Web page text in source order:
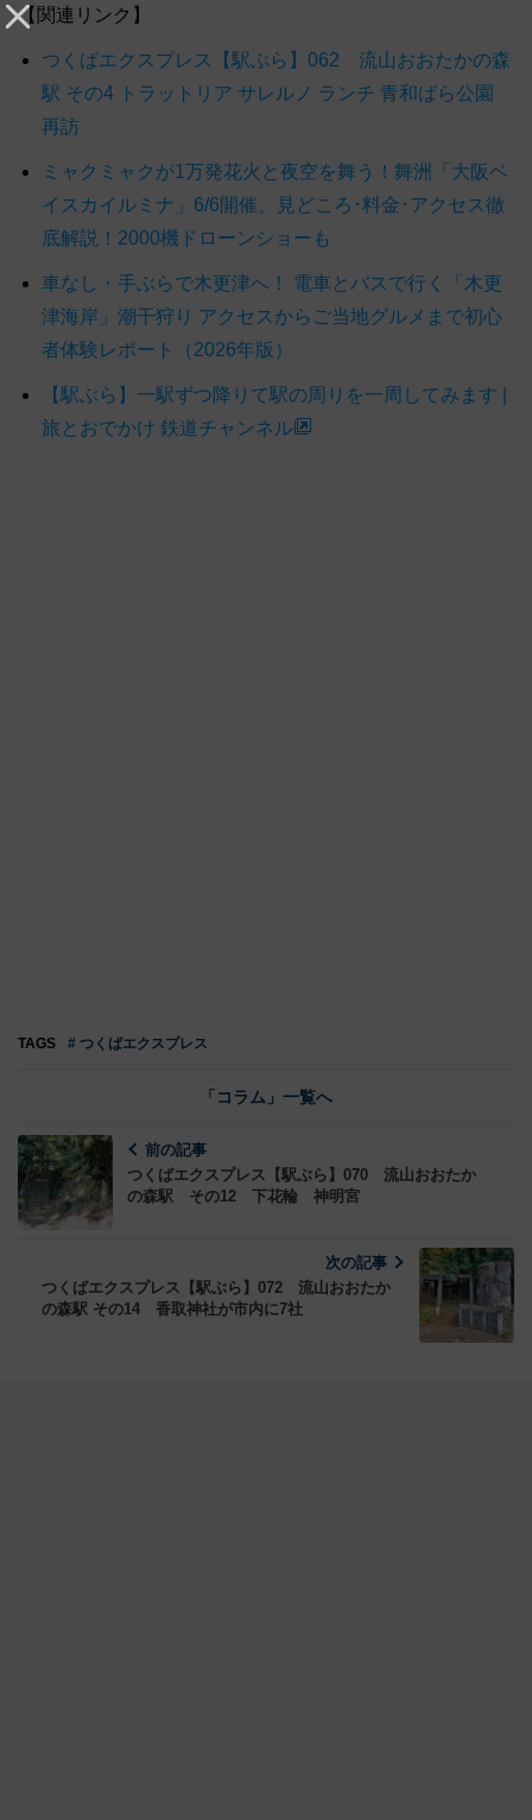
【関連リンク】
つくばエクスプレス【駅ぶら】062 流山おおたかの森
駅 その4 トラットリア サレルノ ランチ 青和ばら公園
再訪
ミャクミャクが1万発花火と夜空を舞う！舞洲「大阪ベ
イスカイルミナ」6/6開催、見どころ･料金･アクセス徹
底解説！2000機ドローンショーも
車なし・手ぶらで木更津へ！ 電車とバスで行く「木更
津海岸」潮干狩り アクセスからご当地グルメまで初心
者体験レポート（2026年版）
【駅ぶら】一駅ずつ降りて駅の周りを一周してみます |
旅とおでかけ 鉄道チャンネル
TAGS # つくばエクスプレス
「コラム」一覧へ
前の記事
つくばエクスプレス【駅ぶら】070 流山おおたか
の森駅 その12 下花輪 神明宮
次の記事
つくばエクスプレス【駅ぶら】072 流山おおたか
の森駅 その14 香取神社が市内に7社